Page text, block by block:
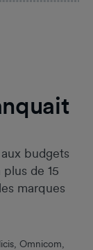
budgets
de 15
marques
Omnicom,